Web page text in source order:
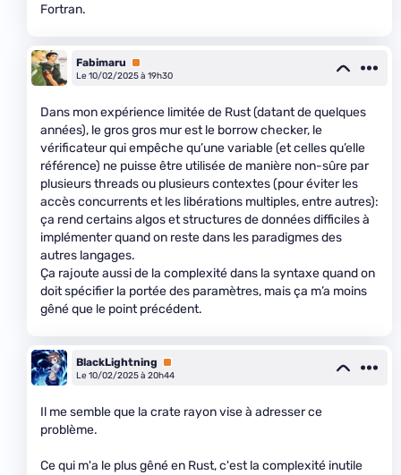
Fortran.
Fabimaru
Premium
Le 10/02/2025 à 19h30
Dans mon expérience limitée de Rust (datant de quelques
années), le gros gros mur est le borrow checker, le
vérificateur qui empêche qu’une variable (et celles qu’elle
référence) ne puisse être utilisée de manière non-sûre par
plusieurs threads ou plusieurs contextes (pour éviter les
accès concurrents et les libérations multiples, entre autres):
ça rend certains algos et structures de données difficiles à
implémenter quand on reste dans les paradigmes des
autres langages.
Ça rajoute aussi de la complexité dans la syntaxe quand on
doit spécifier la portée des paramètres, mais ça m’a moins
gêné que le point précédent.
BlackLightning
Premium
Le 10/02/2025 à 20h44
Il me semble que la crate rayon vise à adresser ce
problème.
Ce qui m'a le plus gêné en Rust, c'est la complexité inutile